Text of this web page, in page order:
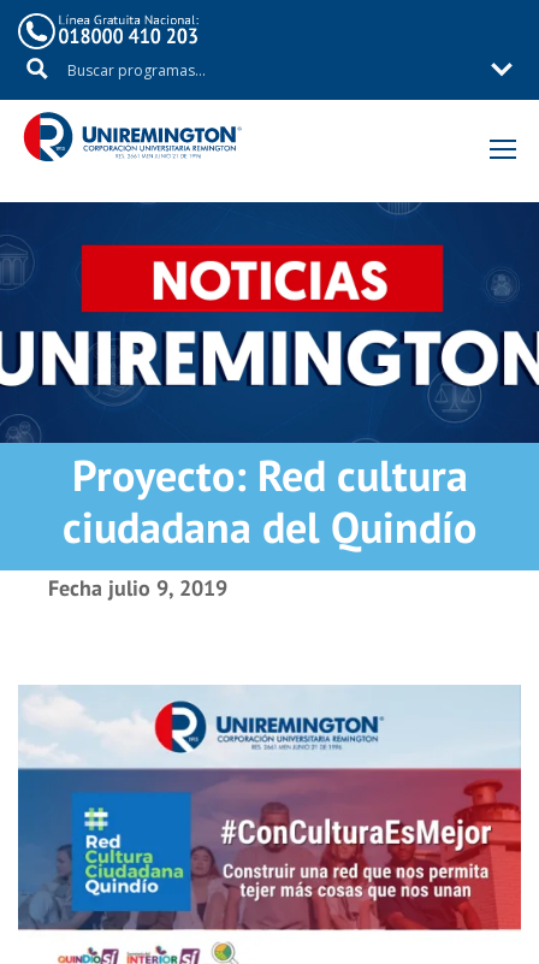
Inicio nobuscar
Proyecto: Red cultura
ciudadana del Quindío
Fecha julio 9, 2019